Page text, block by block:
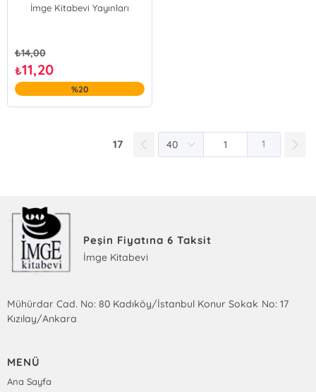
İmge Kitabevi Yayınları
₺14,00
₺11,20
%20
17 1
Peşin Fiyatına 6 Taksit
İmge Kitabevi
Mühürdar Cad. No: 80 Kadıköy/İstanbul Konur Sokak No: 17
Kızılay/Ankara
MENÜ
Ana Sayfa